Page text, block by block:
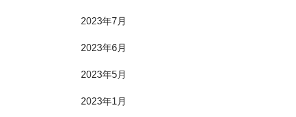
2023年7月
2023年6月
2023年5月
2023年1月